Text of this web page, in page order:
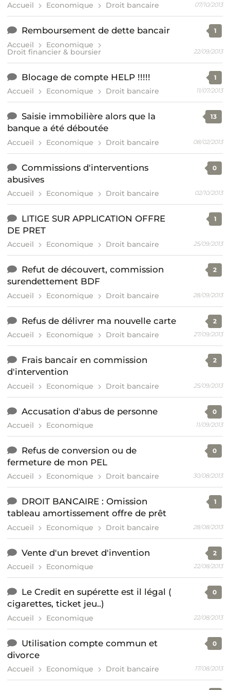
Accueil Economique Droit bancaire 07/10/2013
Remboursement de dette bancair
Accueil Economique
Droit financier & boursier
1
22/09/2013
Blocage de compte HELP !!!!!
Accueil Economique Droit bancaire
1
11/07/2013
Saisie immobilière alors que la
banque a été déboutée
Accueil Economique Droit bancaire
13
08/02/2013
Commissions d'interventions
abusives
Accueil Economique Droit bancaire
0
02/10/2013
LITIGE SUR APPLICATION OFFRE
DE PRET
Accueil Economique Droit bancaire
1
25/09/2013
Refut de découvert, commission
surendettement BDF
Accueil Economique Droit bancaire
2
28/09/2013
Refus de délivrer ma nouvelle carte
Accueil Economique Droit bancaire
2
27/09/2013
Frais bancair en commission
d'intervention
Accueil Economique Droit bancaire
2
25/09/2013
Accusation d'abus de personne
Accueil Economique
0
11/09/2013
Refus de conversion ou de
fermeture de mon PEL
Accueil Economique Droit bancaire
0
30/08/2013
DROIT BANCAIRE : Omission
tableau amortissement offre de prêt
Accueil Economique Droit bancaire
1
28/08/2013
Vente d'un brevet d'invention
Accueil Economique
2
22/08/2013
Le Credit en supérette est il légal (
cigarettes, ticket jeu..)
Accueil Economique
0
22/08/2013
Utilisation compte commun et
divorce
Accueil Economique Droit bancaire
0
17/08/2013